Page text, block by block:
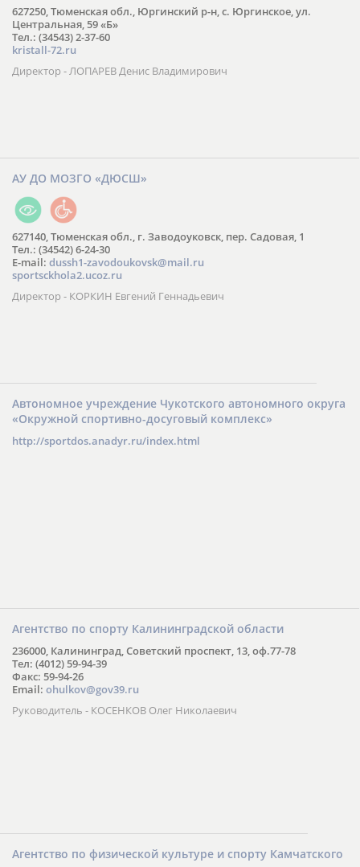
627250, Тюменская обл., Юргинский р-н, с. Юргинское, ул.
Центральная, 59 «Б»
Тел.: (34543) 2-37-60
kristall-72.ru
Директор - ЛОПАРЕВ Денис Владимирович
АУ ДО МОЗГО «ДЮСШ»
627140, Тюменская обл., г. Заводоуковск, пер. Садовая, 1
Тел.: (34542) 6-24-30
​E-mail: dussh1-zavodoukovsk@mail.ru
sportsckhola2.ucoz.ru
Директор - КОРКИН Евгений Геннадьевич
Автономное учреждение Чукотского автономного округа
«Окружной спортивно-досуговый комплекс»
http://sportdos.anadyr.ru/index.html
Агентство по спорту Калининградской области
236000, Калининград, Советский проспект, 13, оф.77-78
Тел: (4012) 59-94-39
Факс: 59-94-26
Email: ohulkov@gov39.ru
Руководитель - КОСЕНКОВ Олег Николаевич
Агентство по физической культуре и спорту Камчатского